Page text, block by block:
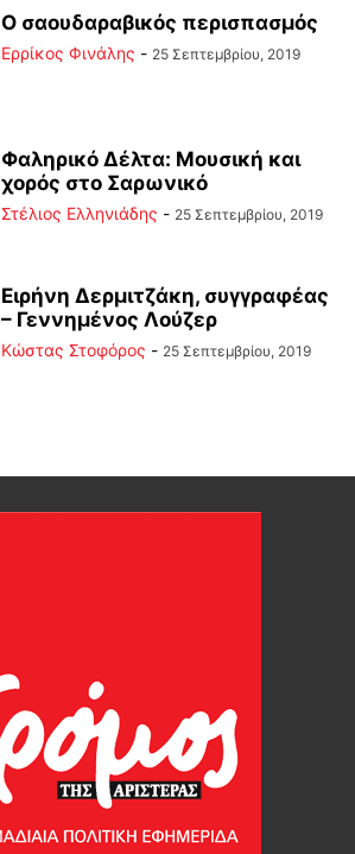
Ο σαουδαραβικός περισπασμός
Ερρίκος Φινάλης - 25 Σεπτεμβρίου, 2019
Φαληρικό Δέλτα: Μουσική και
χορός στο Σαρωνικό
Στέλιος Ελληνιάδης - 25 Σεπτεμβρίου, 2019
Ειρήνη Δερμιτζάκη, συγγραφέας
– Γεννημένος Λούζερ
Κώστας Στοφόρος - 25 Σεπτεμβρίου, 2019